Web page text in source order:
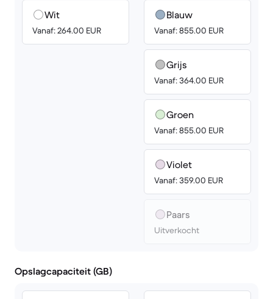
Wit
Vanaf: 264.00 EUR
Blauw
Vanaf: 855.00 EUR
Grijs
Vanaf: 364.00 EUR
Groen
Vanaf: 855.00 EUR
Violet
Vanaf: 359.00 EUR
Paars
Uitverkocht
Opslagcapaciteit (GB)